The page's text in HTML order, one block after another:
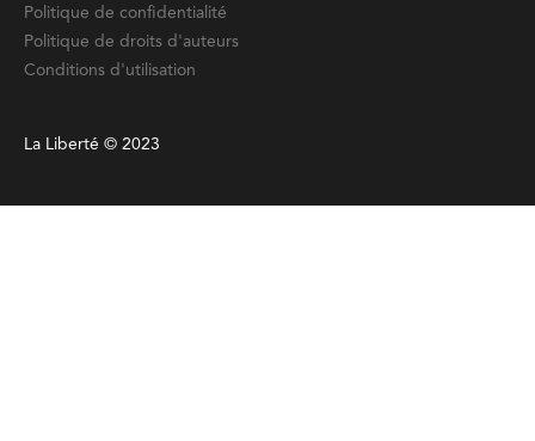
Politique de confidentialité
Politique de droits d'auteurs
Conditions d'utilisation
La Liberté © 2023